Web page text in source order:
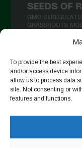
To provide the best
and/or access device
allow us to process data
site. Not consenting or
features and functions.